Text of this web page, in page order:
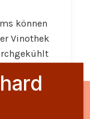
können
Vinothek